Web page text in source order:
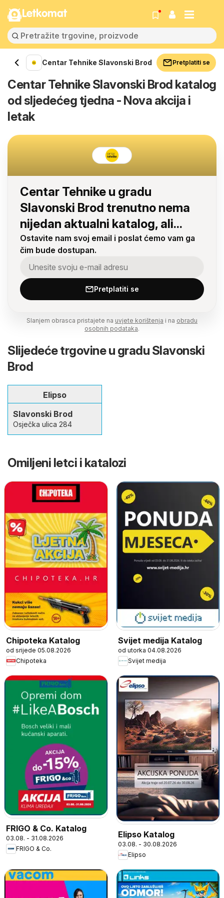
Letkomat
Centar Tehnike Slavonski Brod Pretplatiti se
Centar Tehnike Slavonski Brod katalog
od sljedećeg tjedna - Nova akcija i
letak
Centar Tehnike u gradu
Slavonski Brod trenutno nema
nijedan aktualni katalog, ali...
Ostavite nam svoj email i poslat ćemo vam ga
čim bude dostupan.
Pretplatiti se
Slanjem obrasca pristajete na uvjete korištenja i na obradu
osobnih podataka.
Slijedeće trgovine u gradu Slavonski
Brod
Elipso
Slavonski Brod
Osječka ulica 284
Omiljeni letci i katalozi
Chipoteka Katalog
od srijede 05.08.2026
Chipoteka
Svijet medija Katalog
od utorka 04.08.2026
Svijet medija
FRIGO & Co. Katalog
03.08. - 31.08.2026
FRIGO & Co.
Elipso Katalog
03.08. - 30.08.2026
Elipso